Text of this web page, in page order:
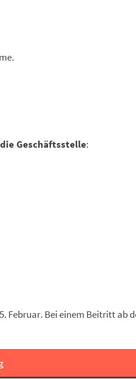
Geschäftsstelle:
Februar. Bei einem Beitritt ab